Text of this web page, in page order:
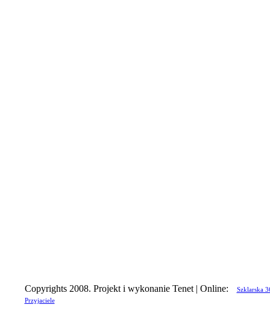
Copyrights 2008. Projekt i wykonanie Tenet | Online:
Szklarska
Przyjaciele